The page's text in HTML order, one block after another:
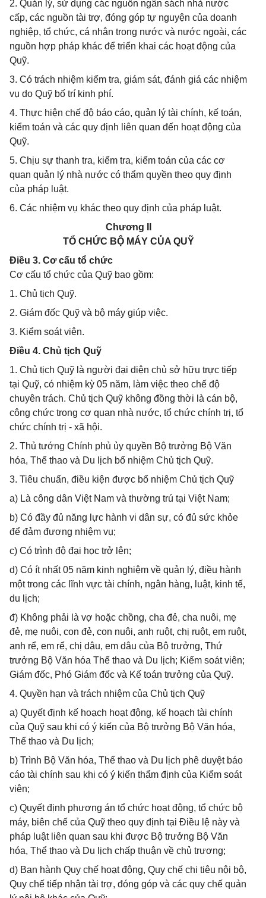
2. Quản lý, sử dụng các nguồn ngân sách nhà nước
cấp, các nguồn tài trợ, đóng góp tự nguyện của doanh
nghiệp, tổ chức, cá nhân trong nước và nước ngoài, các
nguồn hợp pháp khác để triển khai các hoạt động của
Quỹ.
3. Có trách nhiệm kiểm tra, giám sát, đánh giá các nhiệm
vụ do Quỹ bố trí kinh phí.
4. Thực hiện chế độ báo cáo, quản lý tài chính, kế toán,
kiểm toán và các quy định liên quan đến hoạt động của
Quỹ.
5. Chịu sự thanh tra, kiểm tra, kiểm toán của các cơ
quan quản lý nhà nước có thẩm quyền theo quy định
của pháp luật.
6. Các nhiệm vụ khác theo quy định của pháp luật.
Chương II
TỔ CHỨC BỘ MÁY CỦA QUỸ
Điều 3. Cơ cấu tổ chức
Cơ cấu tổ chức của Quỹ bao gồm:
1. Chủ tịch Quỹ.
2. Giám đốc Quỹ và bộ máy giúp việc.
3. Kiểm soát viên.
Điều 4. Chủ tịch Quỹ
1. Chủ tịch Quỹ là người đại diện chủ sở hữu trực tiếp
tại Quỹ, có nhiệm kỳ 05 năm, làm việc theo chế độ
chuyên trách. Chủ tịch Quỹ không đồng thời là cán bộ,
công chức trong cơ quan nhà nước, tổ chức chính trị, tổ
chức chính trị - xã hội.
2. Thủ tướng Chính phủ ủy quyền Bộ trưởng Bộ Văn
hóa, Thể thao và Du lịch bổ nhiệm Chủ tịch Quỹ.
3. Tiêu chuẩn, điều kiện được bổ nhiệm Chủ tịch Quỹ
a) Là công dân Việt Nam và thường trú tại Việt Nam;
b) Có đầy đủ năng lực hành vi dân sự, có đủ sức khỏe
để đảm đương nhiệm vụ;
c) Có trình độ đại học trở lên;
d) Có ít nhất 05 năm kinh nghiệm về quản lý, điều hành
một trong các lĩnh vực tài chính, ngân hàng, luật, kinh tế,
du lịch;
đ) Không phải là vợ hoặc chồng, cha đẻ, cha nuôi, mẹ
đẻ, mẹ nuôi, con đẻ, con nuôi, anh ruột, chị ruột, em ruột,
anh rể, em rể, chị dâu, em dâu của Bộ trưởng, Thứ
trưởng Bộ Văn hóa Thể thao và Du lịch; Kiểm soát viên;
Giám đốc, Phó Giám đốc và Kế toán trưởng của Quỹ.
4. Quyền hạn và trách nhiệm của Chủ tịch Quỹ
a) Quyết định kế hoạch hoạt động, kế hoạch tài chính
của Quỹ sau khi có ý kiến của Bộ trưởng Bộ Văn hóa,
Thể thao và Du lịch;
b) Trình Bộ Văn hóa, Thể thao và Du lịch phê duyệt báo
cáo tài chính sau khi có ý kiến thẩm định của Kiểm soát
viên;
c) Quyết định phương án tổ chức hoạt động, tổ chức bộ
máy, biên chế của Quỹ theo quy định tại Điều lệ này và
pháp luật liên quan sau khi được Bộ trưởng Bộ Văn
hóa, Thể thao và Du lịch chấp thuận về chủ trương;
d) Ban hành Quy chế hoạt động, Quy chế chi tiêu nội bộ,
Quy chế tiếp nhận tài trợ, đóng góp và các quy chế quản